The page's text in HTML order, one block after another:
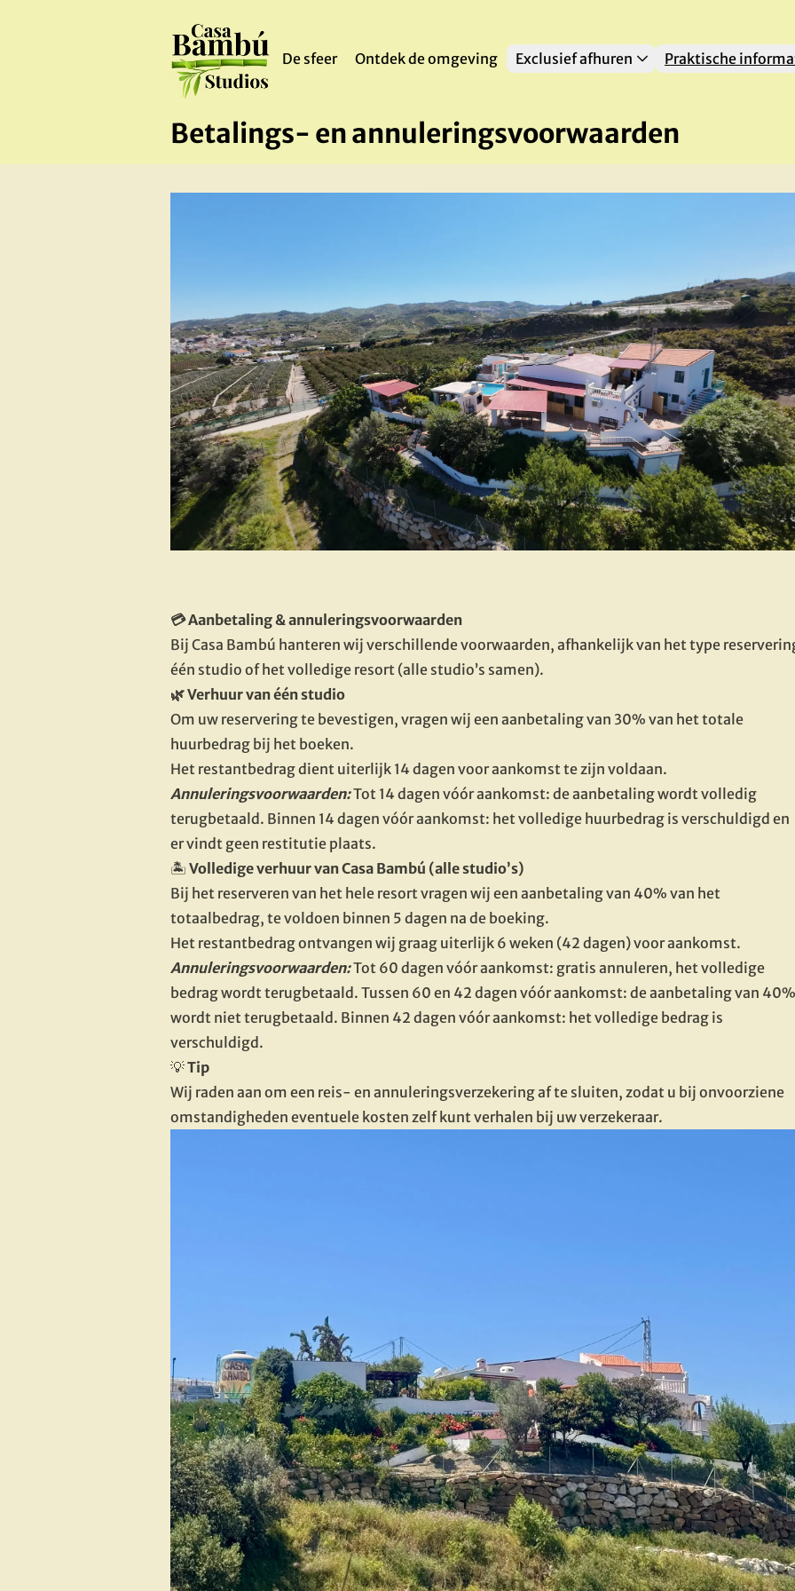
De sfeer Ontdek de omgeving Exclusief afhuren Praktische
Betalings- en annuleringsvoorwaarden
💳 Aanbetaling & annuleringsvoorwaarden
Bij Casa Bambú hanteren wij verschillende voorwaarden, afhankelijk van het type
één studio of het volledige resort (alle studio’s samen).
🌿 Verhuur van één studio
Om uw reservering te bevestigen, vragen wij een aanbetaling van 30% van het totale
huurbedrag bij het boeken.
Het restantbedrag dient uiterlijk 14 dagen voor aankomst te zijn voldaan.
Annuleringsvoorwaarden: Tot 14 dagen vóór aankomst: de aanbetaling wordt volledig
terugbetaald. Binnen 14 dagen vóór aankomst: het volledige huurbedrag is verschuldigd en
er vindt geen restitutie plaats.
🏝️ Volledige verhuur van Casa Bambú (alle studio’s)
Bij het reserveren van het hele resort vragen wij een aanbetaling van 40% van het
totaalbedrag, te voldoen binnen 5 dagen na de boeking.
Het restantbedrag ontvangen wij graag uiterlijk 6 weken (42 dagen) voor aankomst.
Annuleringsvoorwaarden: Tot 60 dagen vóór aankomst: gratis annuleren, het volledige
bedrag wordt terugbetaald. Tussen 60 en 42 dagen vóór aankomst: de aanbetaling van 40%
wordt niet terugbetaald. Binnen 42 dagen vóór aankomst: het volledige bedrag is
verschuldigd.
💡 Tip
Wij raden aan om een reis- en annuleringsverzekering af te sluiten, zodat u bij onvoorziene
omstandigheden eventuele kosten zelf kunt verhalen bij uw verzekeraar.